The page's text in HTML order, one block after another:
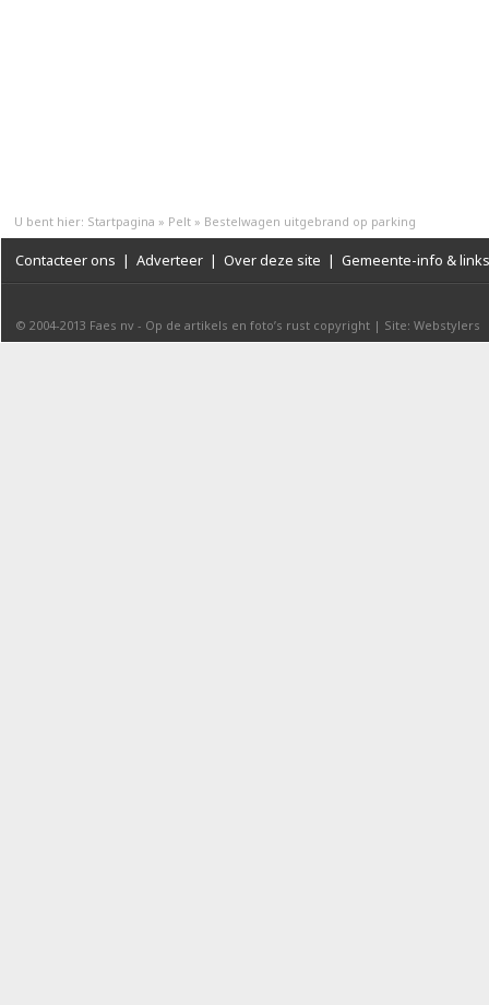
U bent hier: Startpagina » Pelt » Bestelwagen uitgebrand op parking
Contacteer ons | Adverteer | Over deze site | Gemeente-info & links
© 2004-2013 Faes nv - Op de artikels en foto’s rust copyright | Site: Webstylers